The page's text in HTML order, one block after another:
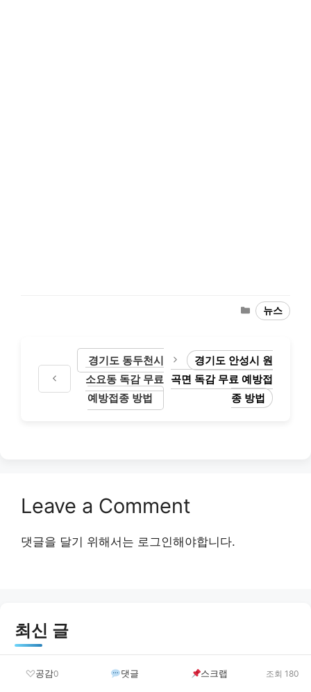
Categories
뉴스
경기도 동두천시
소요동 독감 무료
예방접종 방법
경기도 안성시 원
곡면 독감 무료 예방접
종 방법
Leave a Comment
댓글을 달기 위해서는 로그인해야합니다.
최신 글
결혼이민자 역량강화지원 신청 방법 및 혜택 안내 총
공감0 댓글 스크랩 조회 180